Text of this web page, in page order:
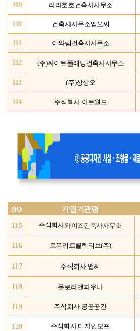
109 라라호호건축사사무소
110 건축사사무소엠오씨
111 이와림건축사사무소
112 (주)싸이트플래닝건축사사무소
113 (주)상상오
114 주식회사 아트월드
NO 기업기관명
115 주식회사와이즈건축사사무소
116 로우리트콜렉티브(주)
117 주식회사 맵씨
118 플로라앤파우나
119 주식회사 공공공간
120 주식회사 디자인모프